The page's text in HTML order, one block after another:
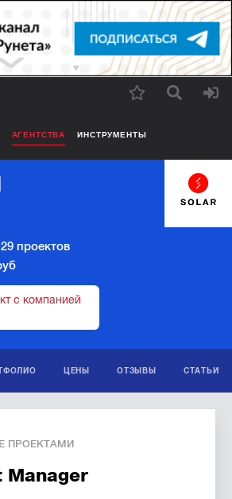
АГЕНТСТВА ИНСТРУМЕНТЫ
29 проектов
с компанией
ЦЕНЫ ОТЗЫВЫ СТАТЬИ
ПРОЕКТАМИ
Manager